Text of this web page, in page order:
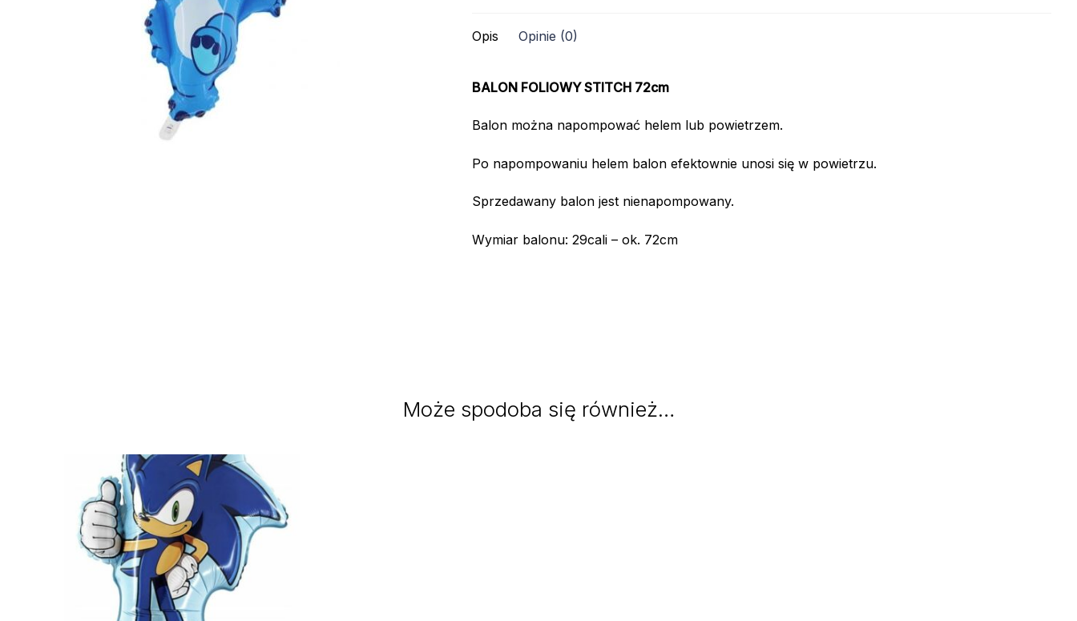
Opis Opinie (0)
BALON FOLIOWY STITCH 72cm
Balon można napompować helem lub powietrzem.
Po napompowaniu helem balon efektownie unosi się w powietrzu.
Sprzedawany balon jest nienapompowany.
Wymiar balonu: 29cali – ok. 72cm
Może spodoba się również…